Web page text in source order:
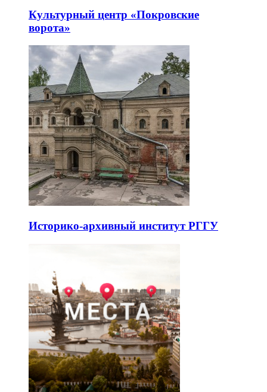
Культурный центр «Покровские
ворота»
Историко-архивный институт РГГУ